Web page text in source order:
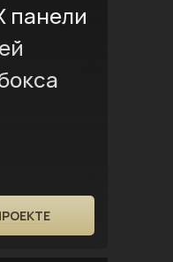
панели